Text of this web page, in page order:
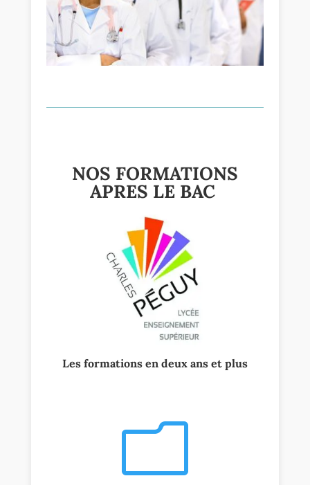
NOS FORMATIONS
APRES LE BAC
Les formations en deux ans et plus
m